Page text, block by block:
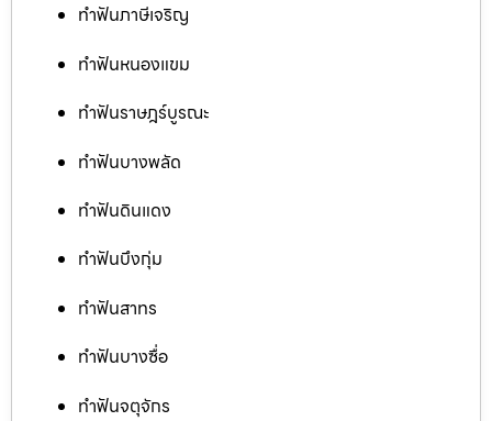
ทำฟันภาษีเจริญ
ทำฟันหนองแขม
ทำฟันราษฎร์บูรณะ
ทำฟันบางพลัด
ทำฟันดินแดง
ทำฟันบึงกุ่ม
ทำฟันสาทร
ทำฟันบางซื่อ
ทำฟันจตุจักร